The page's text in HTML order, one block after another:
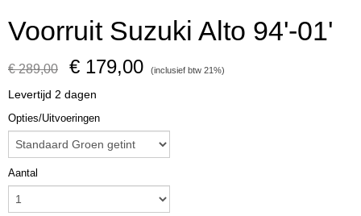
Voorruit Suzuki Alto 94'-01'
€ 289,00 € 179,00 (inclusief btw 21%)
Levertijd 2 dagen
Opties/Uitvoeringen
Aantal